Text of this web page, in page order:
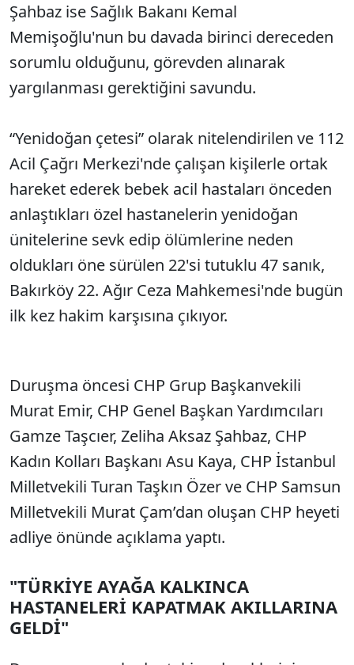
Şahbaz ise Sağlık Bakanı Kemal
Memişoğlu'nun bu davada birinci dereceden
sorumlu olduğunu, görevden alınarak
yargılanması gerektiğini savundu.
“Yenidoğan çetesi” olarak nitelendirilen ve 112
Acil Çağrı Merkezi'nde çalışan kişilerle ortak
hareket ederek bebek acil hastaları önceden
anlaştıkları özel hastanelerin yenidoğan
ünitelerine sevk edip ölümlerine neden
oldukları öne sürülen 22'si tutuklu 47 sanık,
Bakırköy 22. Ağır Ceza Mahkemesi'nde bugün
ilk kez hakim karşısına çıkıyor.
Duruşma öncesi CHP Grup Başkanvekili
Murat Emir, CHP Genel Başkan Yardımcıları
Gamze Taşcıer, Zeliha Aksaz Şahbaz, CHP
Kadın Kolları Başkanı Asu Kaya, CHP İstanbul
Milletvekili Turan Taşkın Özer ve CHP Samsun
Milletvekili Murat Çam’dan oluşan CHP heyeti
adliye önünde açıklama yaptı.
"TÜRKİYE AYAĞA KALKINCA
HASTANELERİ KAPATMAK AKILLARINA
GELDİ"